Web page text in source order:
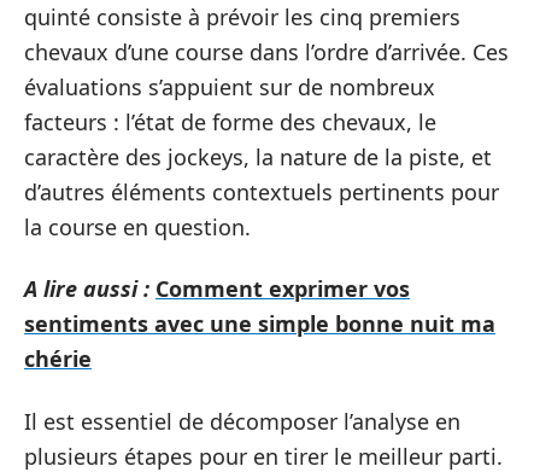
quinté consiste à prévoir les cinq premiers
chevaux d’une course dans l’ordre d’arrivée. Ces
évaluations s’appuient sur de nombreux
facteurs : l’état de forme des chevaux, le
caractère des jockeys, la nature de la piste, et
d’autres éléments contextuels pertinents pour
la course en question.
A lire aussi : Comment exprimer vos
sentiments avec une simple bonne nuit ma
chérie
Il est essentiel de décomposer l’analyse en
plusieurs étapes pour en tirer le meilleur parti.